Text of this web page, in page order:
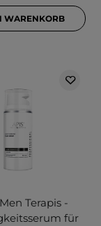
WARENKORB
Terapis -
für